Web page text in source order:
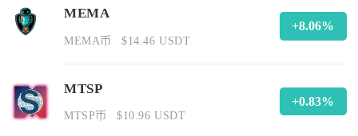
MEMA
MEMA币 $14.46 USDT
+8.06%
MTSP
MTSP币 $10.96 USDT
+0.83%